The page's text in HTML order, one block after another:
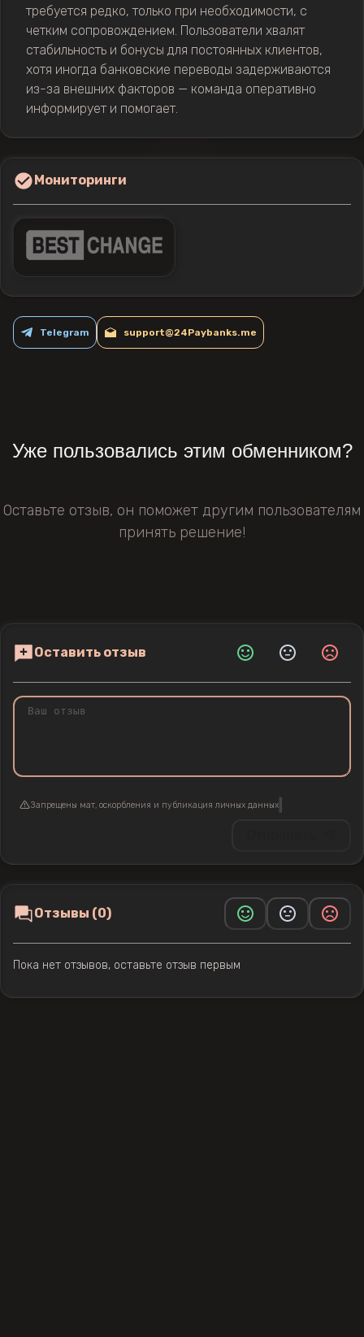
требуется редко, только при необходимости, с
четким сопровождением. Пользователи хвалят
стабильность и бонусы для постоянных клиентов,
хотя иногда банковские переводы задерживаются
из-за внешних факторов — команда оперативно
информирует и помогает.
Мониторинги
Telegram support@24Paybanks.me
Уже пользовались этим обменником?
Оставьте отзыв, он поможет другим пользователям
принять решение!
Оставить отзыв
Запрещены мат, оскорбления и публикация личных данных
Отзывы (0)
Пока нет отзывов, оставьте отзыв первым